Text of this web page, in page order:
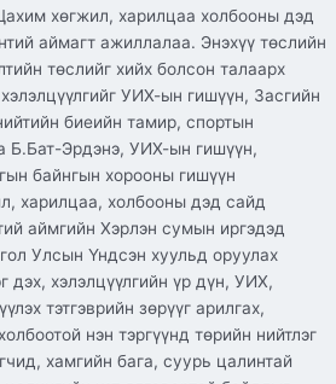
хөгжил, харилцаа холбооны дэд
аймагт ажиллалаа. Энэхүү төслийн
төслийг хийх болсон талаарх
УИХ-ын гишүүн, Засгийн
биеийн тамир, спортын
Б.Бат-Эрдэнэ, УИХ-ын гишүүн,
байнгын хорооны гишүүн
харилцаа, холбооны дэд сайд
аймгийн Хэрлэн сумын иргэдэд
Улсын Үндсэн хуульд оруулах
дэх, хэлэлцүүлгийн үр дүн, УИХ,
тэтгэврийн зөрүүг арилгах,
нэн тэргүүнд төрийн нийтлэг
хамгийн бага, суурь цалинтай